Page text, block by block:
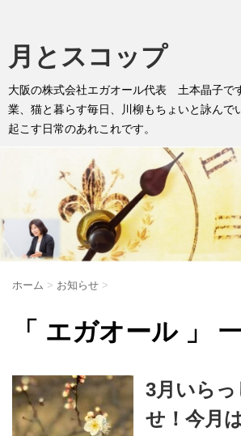
月とスコップ
大阪の株式会社エガオール代表 土本晶子で
業、猫と暮らす毎日、川柳もちょいと詠んで
起こす日常のあれこれです。
ホーム > お知らせ >
「 エガオール 」
3月いらっ
せ！今月